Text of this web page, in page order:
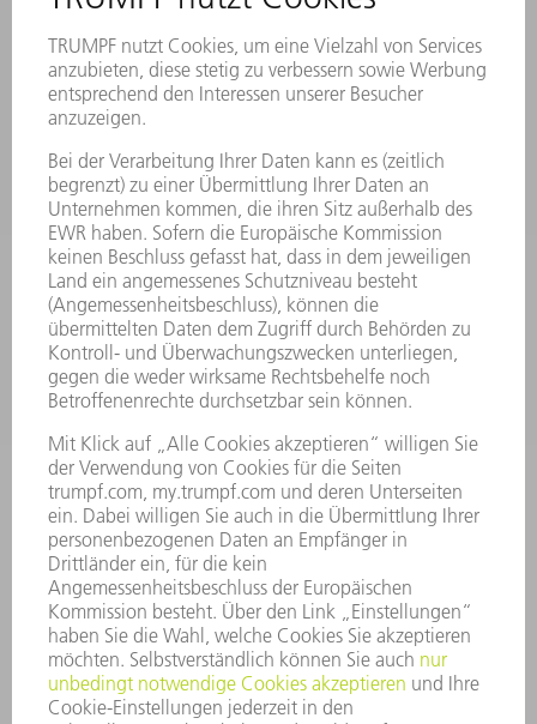
NEWSLETTER-ANMELDUNG
MYTRUMPF
SICHERHEITSDATENBLÄTTER
PRODUKTE
MASCHINEN & SYSTEME
LEISTUNGSELEKTRONIK
ELEKTROWERKZEUGE
SMART FACTORY
SOFTWARE
SERVICES
ANWENDUNGEN
BRANCHEN
UNTERNEHMEN
KARRIERE
STELLENANGEBOTE
UNTERNEHMENSPROFIL
GESCHÄFTSBERICHT
UNTERNEHMENSGRUNDSÄTZE
COMPLIANCE
HINWEISGEBERSYSTEM
SECURITY
PRESSEMITTEILUNGEN
MAGAZINE
LIEFERANTEN
NACHHALTIGKEIT
UMWELT & KLIMA
SOZIALES & GESELLSCHAFT
UNTERNEHMENSFÜHRUNG